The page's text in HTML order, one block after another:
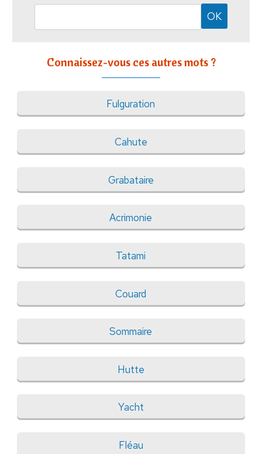
Connaissez-vous ces autres mots ?
Fulguration
Cahute
Grabataire
Acrimonie
Tatami
Couard
Sommaire
Hutte
Yacht
Fléau